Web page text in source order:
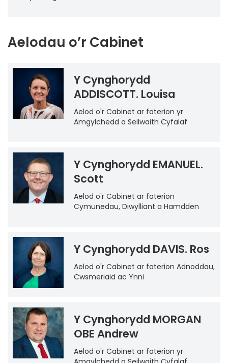
Aelodau o’r Cabinet
Y Cynghorydd
ADDISCOTT. Louisa
Aelod o'r Cabinet ar faterion yr
Amgylchedd a Seilwaith Cyfalaf
Y Cynghorydd EMANUEL.
Scott
Aelod o'r Cabinet ar faterion
Cymunedau, Diwylliant a Hamdden
Y Cynghorydd DAVIS. Ros
Aelod o'r Cabinet ar faterion Adnoddau,
Cwsmeriaid ac Ynni
Y Cynghorydd MORGAN
OBE Andrew
Aelod o'r Cabinet ar faterion yr